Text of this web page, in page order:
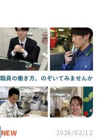
NEW 2026/02/12